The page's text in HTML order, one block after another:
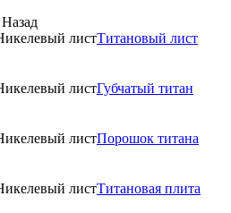
Назад
Титановый лист
Губчатый титан
Порошок титана
Титановая плита